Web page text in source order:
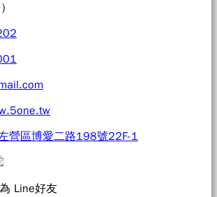
營區博愛二路198號22F-1
Line好友